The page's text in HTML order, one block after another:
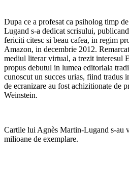
Dupa ce a profesat ca psiholog timp
Lugand s-a dedicat scrisului,
fericiti citesc si beau cafea, in regim
Amazon, in decembrie 2012.
mediul literar virtual, a trezit interesul
propus debutul in lumea editoriala
cunoscut un succes urias, fiind
de ecranizare au fost achizitionate de
Weinstein.
Cartile lui Agnès Martin-Lugand s-au
milioane de exemplare.